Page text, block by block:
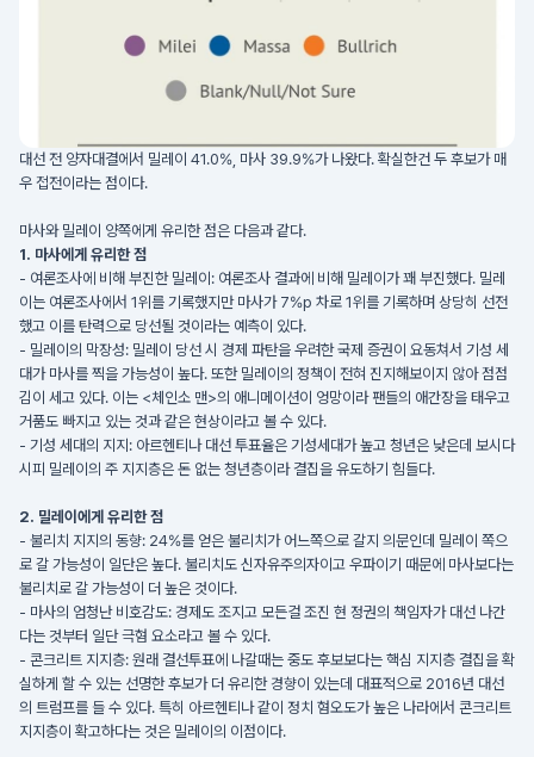
대선 전 양자대결에서 밀레이 41.0%, 마사 39.9%가 나왔다. 확실한건 두 후보가 매
우 접전이라는 점이다.
마사와 밀레이 양쪽에게 유리한 점은 다음과 같다.
1. 마사에게 유리한 점
- 여론조사에 비해 부진한 밀레이: 여론조사 결과에 비해 밀레이가 꽤 부진했다. 밀레
이는 여론조사에서 1위를 기록했지만 마사가 7%p 차로 1위를 기록하며 상당히 선전
했고 이를 탄력으로 당선될 것이라는 예측이 있다.
- 밀레이의 막장성: 밀레이 당선 시 경제 파탄을 우려한 국제 증권이 요동쳐서 기성 세
대가 마사를 찍을 가능성이 높다. 또한 밀레이의 정책이 전혀 진지해보이지 않아 점점
김이 세고 있다. 이는 <체인소 맨>의 애니메이션이 엉망이라 팬들의 애간장을 태우고
거품도 빠지고 있는 것과 같은 현상이라고 볼 수 있다.
- 기성 세대의 지지: 아르헨티나 대선 투표율은 기성세대가 높고 청년은 낮은데 보시다
시피 밀레이의 주 지지층은 돈 없는 청년층이라 결집을 유도하기 힘들다.
2. 밀레이에게 유리한 점
- 불리치 지지의 동향: 24%를 얻은 불리치가 어느쪽으로 갈지 의문인데 밀레이 쪽으
로 갈 가능성이 일단은 높다. 불리치도 신자유주의자이고 우파이기 때문에 마사보다는
불리치로 갈 가능성이 더 높은 것이다.
- 마사의 엄청난 비호감도: 경제도 조지고 모든걸 조진 현 정권의 책임자가 대선 나간
다는 것부터 일단 극혐 요소라고 볼 수 있다.
- 콘크리트 지지층: 원래 결선투표에 나갈때는 중도 후보보다는 핵심 지지층 결집을 확
실하게 할 수 있는 선명한 후보가 더 유리한 경향이 있는데 대표적으로 2016년 대선
의 트럼프를 들 수 있다. 특히 아르헨티나 같이 정치 혐오도가 높은 나라에서 콘크리트
지지층이 확고하다는 것은 밀레이의 이점이다.